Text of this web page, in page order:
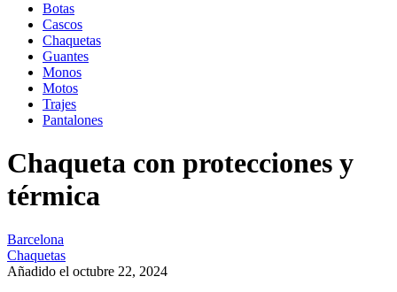
Botas
Cascos
Chaquetas
Guantes
Monos
Motos
Trajes
Pantalones
Chaqueta con protecciones y
térmica
Barcelona
Chaquetas
Añadido el octubre 22, 2024